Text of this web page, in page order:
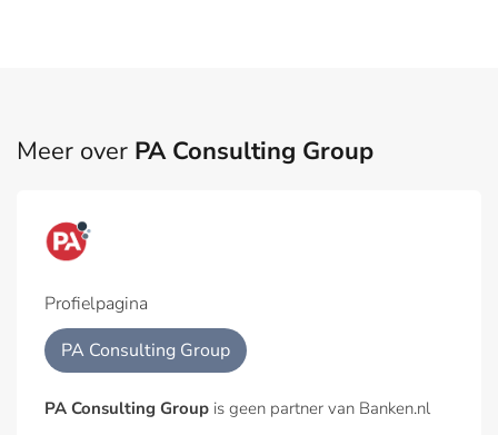
Meer over PA Consulting Group
Profielpagina
PA Consulting Group
PA Consulting Group is geen partner van Banken.nl